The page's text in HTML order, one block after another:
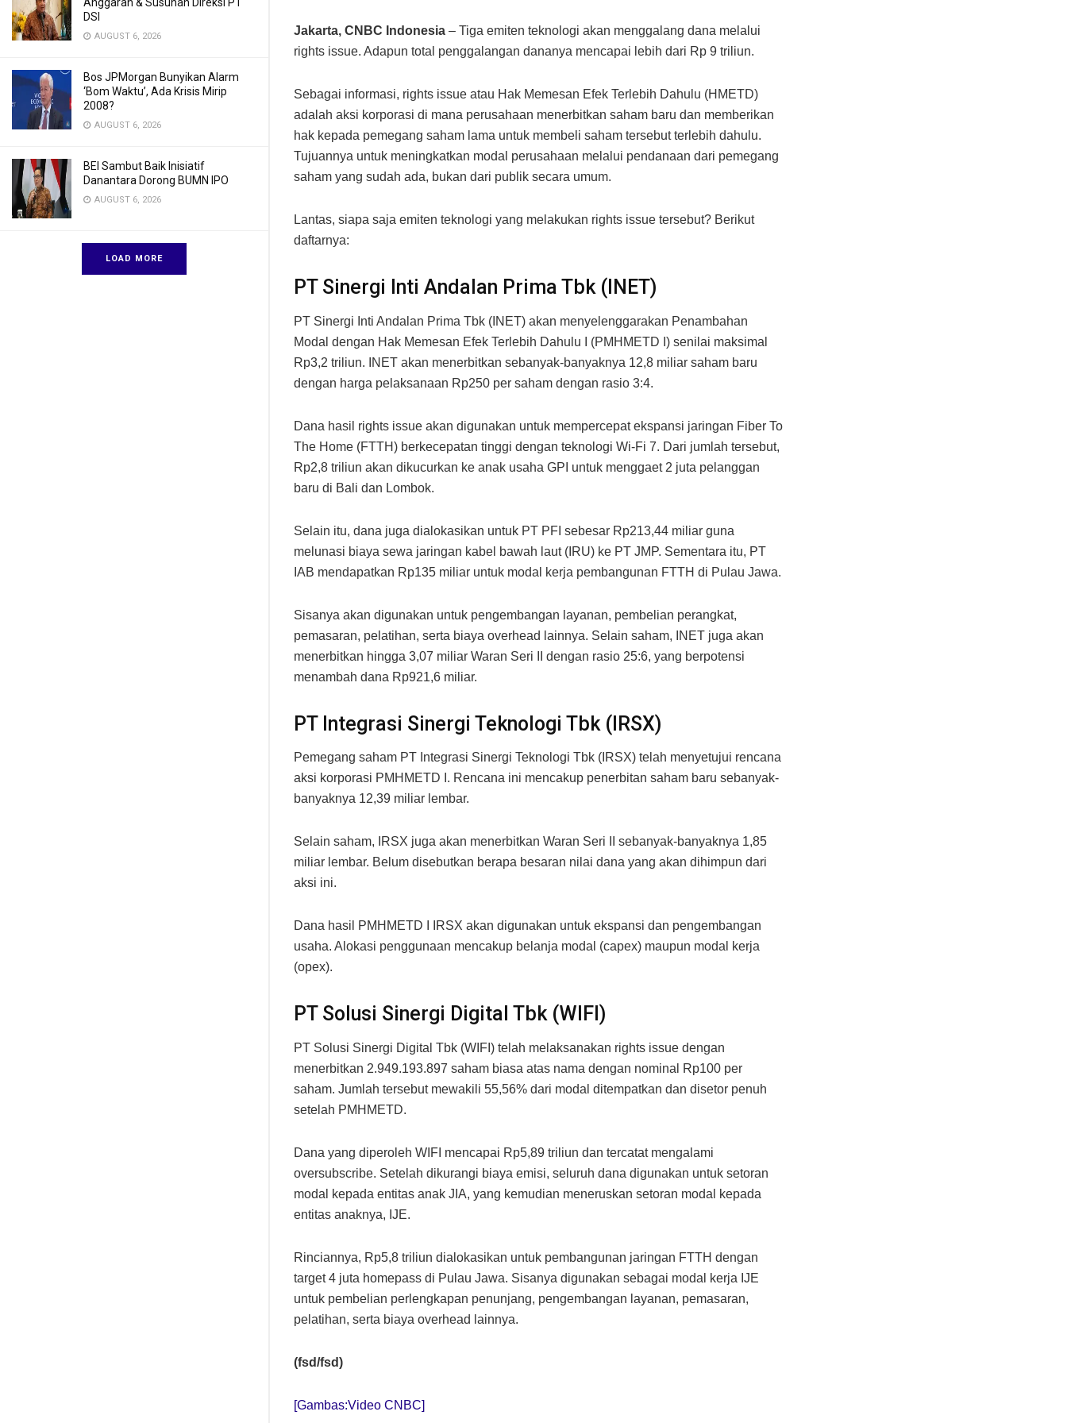
DSI
AUGUST 6, 2026
Bos JPMorgan Bunyikan Alarm
‘Bom Waktu’, Ada Krisis Mirip
2008?
AUGUST 6, 2026
BEI Sambut Baik Inisiatif
Danantara Dorong BUMN IPO
AUGUST 6, 2026
LOAD MORE
Jakarta, CNBC Indonesia – Tiga emiten teknologi akan menggalang dana melalui
rights issue. Adapun total penggalangan dananya mencapai lebih dari Rp 9 triliun.
Sebagai informasi, rights issue atau Hak Memesan Efek Terlebih Dahulu (HMETD)
adalah aksi korporasi di mana perusahaan menerbitkan saham baru dan memberikan
hak kepada pemegang saham lama untuk membeli saham tersebut terlebih dahulu.
Tujuannya untuk meningkatkan modal perusahaan melalui pendanaan dari pemegang
saham yang sudah ada, bukan dari publik secara umum.
Lantas, siapa saja emiten teknologi yang melakukan rights issue tersebut? Berikut
daftarnya:
PT Sinergi Inti Andalan Prima Tbk (INET)
PT Sinergi Inti Andalan Prima Tbk (INET) akan menyelenggarakan Penambahan
Modal dengan Hak Memesan Efek Terlebih Dahulu I (PMHMETD I) senilai maksimal
Rp3,2 triliun. INET akan menerbitkan sebanyak-banyaknya 12,8 miliar saham baru
dengan harga pelaksanaan Rp250 per saham dengan rasio 3:4.
Dana hasil rights issue akan digunakan untuk mempercepat ekspansi jaringan Fiber To
The Home (FTTH) berkecepatan tinggi dengan teknologi Wi-Fi 7. Dari jumlah tersebut,
Rp2,8 triliun akan dikucurkan ke anak usaha GPI untuk menggaet 2 juta pelanggan
baru di Bali dan Lombok.
Selain itu, dana juga dialokasikan untuk PT PFI sebesar Rp213,44 miliar guna
melunasi biaya sewa jaringan kabel bawah laut (IRU) ke PT JMP. Sementara itu, PT
IAB mendapatkan Rp135 miliar untuk modal kerja pembangunan FTTH di Pulau Jawa.
Sisanya akan digunakan untuk pengembangan layanan, pembelian perangkat,
pemasaran, pelatihan, serta biaya overhead lainnya. Selain saham, INET juga akan
menerbitkan hingga 3,07 miliar Waran Seri II dengan rasio 25:6, yang berpotensi
menambah dana Rp921,6 miliar.
PT Integrasi Sinergi Teknologi Tbk (IRSX)
Pemegang saham PT Integrasi Sinergi Teknologi Tbk (IRSX) telah menyetujui rencana
aksi korporasi PMHMETD I. Rencana ini mencakup penerbitan saham baru sebanyak-
banyaknya 12,39 miliar lembar.
Selain saham, IRSX juga akan menerbitkan Waran Seri II sebanyak-banyaknya 1,85
miliar lembar. Belum disebutkan berapa besaran nilai dana yang akan dihimpun dari
aksi ini.
Dana hasil PMHMETD I IRSX akan digunakan untuk ekspansi dan pengembangan
usaha. Alokasi penggunaan mencakup belanja modal (capex) maupun modal kerja
(opex).
PT Solusi Sinergi Digital Tbk (WIFI)
PT Solusi Sinergi Digital Tbk (WIFI) telah melaksanakan rights issue dengan
menerbitkan 2.949.193.897 saham biasa atas nama dengan nominal Rp100 per
saham. Jumlah tersebut mewakili 55,56% dari modal ditempatkan dan disetor penuh
setelah PMHMETD.
Dana yang diperoleh WIFI mencapai Rp5,89 triliun dan tercatat mengalami
oversubscribe. Setelah dikurangi biaya emisi, seluruh dana digunakan untuk setoran
modal kepada entitas anak JIA, yang kemudian meneruskan setoran modal kepada
entitas anaknya, IJE.
Rinciannya, Rp5,8 triliun dialokasikan untuk pembangunan jaringan FTTH dengan
target 4 juta homepass di Pulau Jawa. Sisanya digunakan sebagai modal kerja IJE
untuk pembelian perlengkapan penunjang, pengembangan layanan, pemasaran,
pelatihan, serta biaya overhead lainnya.
(fsd/fsd)
[Gambas:Video CNBC]